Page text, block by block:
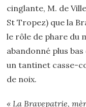
cinglante, M. de
St Tropez) que la
le rôle de phare du
abandonné plus
un tantinet casse-
de noix.
« La Bravepatrie,